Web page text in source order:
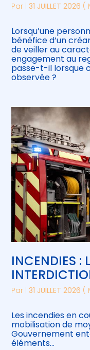
Par |31 JUILLET 2026 (
Lorsqu’une
bénéfice d’un
de veiller au
engagement au
passe-t-il lorsque
observée ?
INCENDIES :
Par |31 JUILLET 2026 (
Les incendies en
mobilisation de
Gouvernement
éléments…